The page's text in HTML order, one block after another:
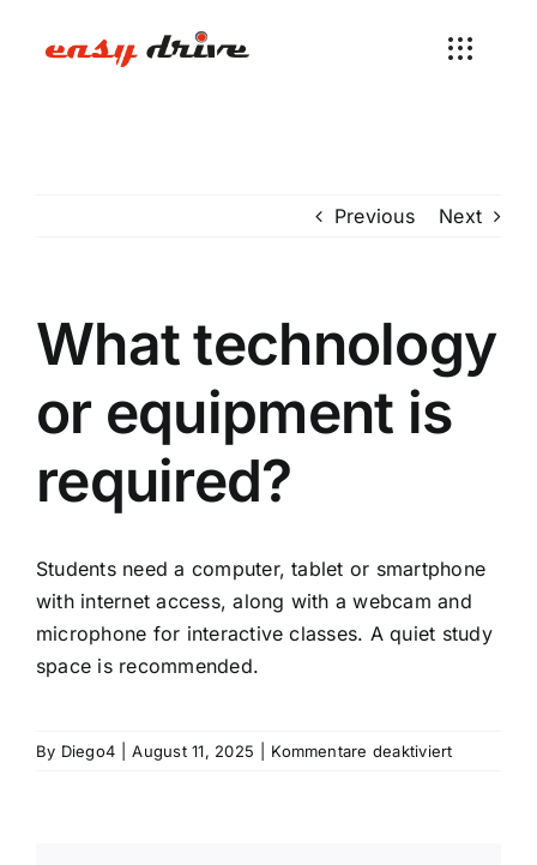
Previous Next
What technology
or equipment is
required?
Students need a computer, tablet or smartphone
with internet access, along with a webcam and
microphone for interactive classes. A quiet study
space is recommended.
By Diego4 August 11, 2025 Kommentare deaktiviertfür